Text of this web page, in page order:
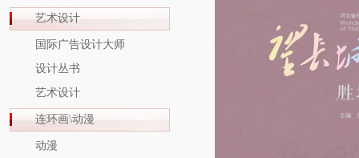
艺术设计
国际广告设计大师
设计丛书
艺术设计
连环画\动漫
动漫